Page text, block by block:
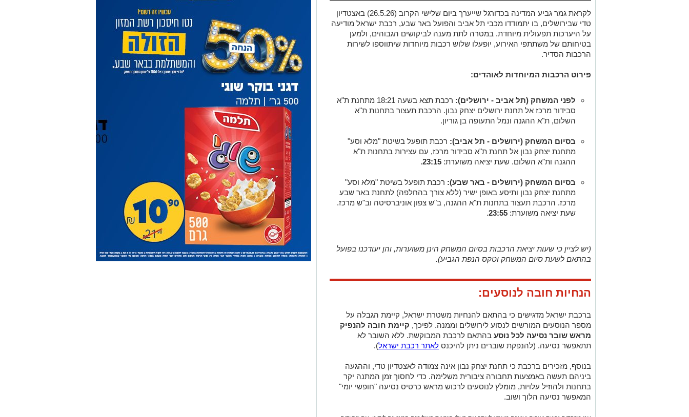
לקראת גמר גביע המדינה בכדורגל שייערך ביום שלישי הקרוב (26.5.26) באצטדיון
טדי שבירושלים, בו יתמודדו מכבי תל אביב והפועל באר שבע, רכבת ישראל מודיעה
על היערכות תפעולית מיוחדת. במטרה לתת מענה לביקושים הגבוהים, ולמען
בטיחותם של משתתפי האירוע, יופעלו שלוש רכבות מיוחדות שיתווספו לשירות
הרכבות הסדיר.
פירוט הרכבות המיוחדות לאוהדים:
לפני המשחק (תל אביב - ירושלים):
רכבת תצא בשעה 18:21 מתחנת ת"א
סבידור מרכז אל תחנת ירושלים יצחק נבון. הרכבת תעצור בתחנות ת"א
השלום, ת"א ההגנה ונמל התעופה בן גוריון.
בסיום המשחק (ירושלים - תל אביב): רכבת תופעל בשיטת "מלא וסע"
מתחנת יצחק נבון אל תחנת ת"א סבידור מרכז, עם עצירות בתחנות ת"א
ההגנה ות"א השלום. שעת יציאה משוערת: 23:15
.
בסיום המשחק (ירושלים - באר שבע): רכבת תופעל בשיטת "מלא וסע"
מתחנת יצחק נבון ותיסע באופן ישיר (ללא צורך בהחלפה) לתחנת באר שבע
מרכז. הרכבת תעצור בתחנות ת"א ההגנה, ב"ש צפון אוניברסיטה וב"ש מרכז.
שעת יציאה משוערת: 23:55
.
(יש לציין כי שעות יציאת הרכבות בסיום המשחק הינן משוערות, והן יעודכנו בפועל
בהתאם לשעת סיום המשחק וטקס הנפת הגביע).
הנחיות חובה לנוסעים:
ברכבת ישראל מדגישים כי בהתאם להנחיות משטרת ישראל, קיימת הגבלה על
מספר הנוסעים המורשים לנסוע לירושלים וממנה. לפיכך, קיימת חובה להנפיק
מראש שובר נסיעה לכל נוסע בהתאם לרכבת המבוקשת. ללא השובר לא
תתאפשר נסיעה. (להנפקת שוברים ניתן להיכנס לאתר רכבת ישראל).
בנוסף, מזכירים ברכבת כי תחנת יצחק נבון אינה צמודה לאצטדיון טדי, וההגעה
ביניהם תעשה באמצעות תחבורה ציבורית משלימה. כדי לחסוך זמן המתנה יקר
בתחנות ולהוזיל עלויות, מומלץ לנוסעים לרכוש מראש כרטיס נסיעה "חופשי יומי"
המאפשר נסיעה הלוך ושוב.